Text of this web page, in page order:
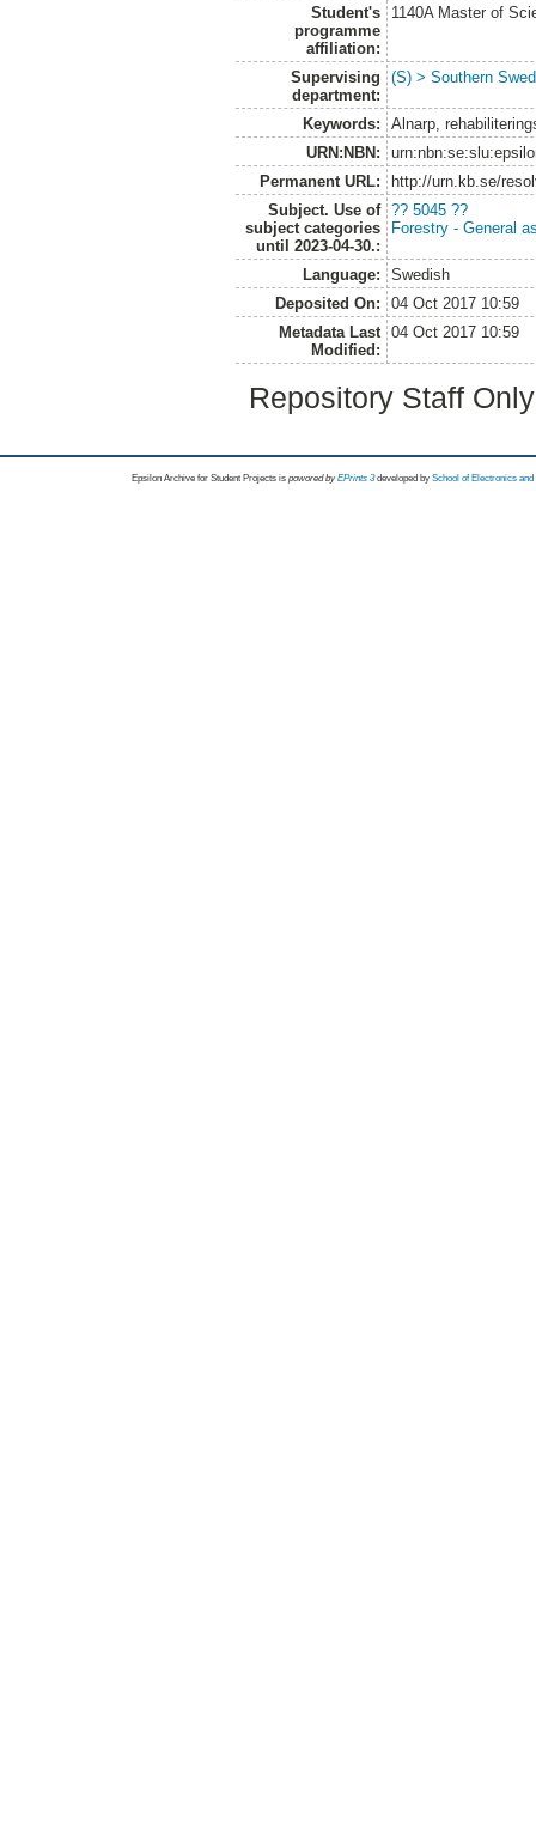
Student's
programme
affiliation:
1140A Master of
Supervising
department:
(S) > Southern
Keywords:
Alnarp,
URN:NBN:
Permanent URL:
http://urn.kb.se/
Subject. Use of
subject categories
until 2023-04-30.:
?? 5045 ??
Forestry - General
Language:
Swedish
Deposited On:
04 Oct 2017 10:59
Metadata Last
Modified:
04 Oct 2017 10:59
Repository Staff
Epsilon Archive for Student Projects is powored byEPrints 3 developed by School of Electronics